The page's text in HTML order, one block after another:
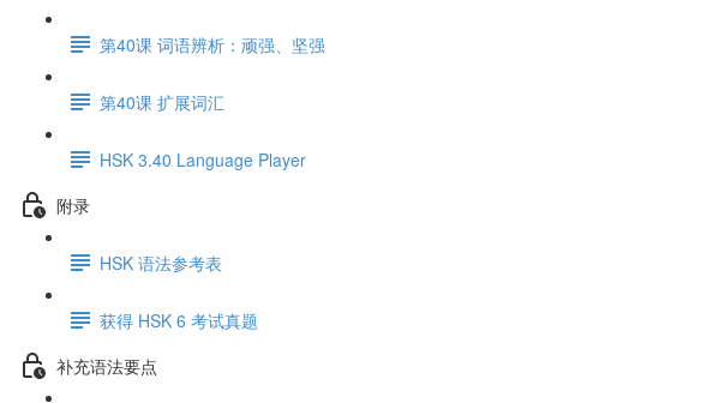
第40课 词语辨析：顽强、坚强
第40课 扩展词汇
HSK 3.40 Language Player
附录
HSK 语法参考表
获得 HSK 6 考试真题
补充语法要点